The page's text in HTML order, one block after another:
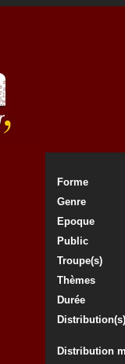
Forme
Genre
Epoque
Public
Troupe(s)
Thèmes
Durée
Distribution(s)
Distribution